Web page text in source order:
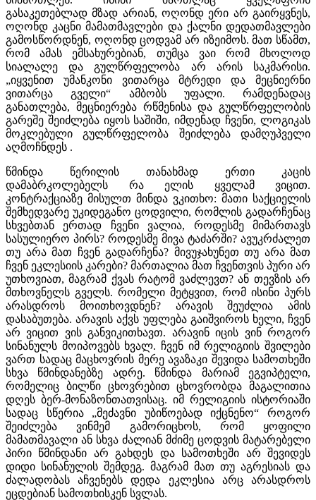
გასაკეთებლად მზად არიან, ოღონდ ერი არ გაირყვნეს,
ოღონდ კაცნი მამათმავლები და ქალნი დედათმავლები
გამოსწორდნენ, ოღონდ ცოდვამ არ იზეიმოს. მათ სწამთ,
რომ ამას ემსახურებიან, თუმცა ვაი რომ მხოლოდ
სიალალე და გულწრფელობა არ არის საკმარისი.
„იყვენით უმანკონი ვითარცა მტრედი და მეცნიერნი
ვითარცა გველი“ ამბობს უფალი. რამდენადაც
განათლება, მეცნიერება რწმენისა და გულწრფელობის
გარეშე შეიძლება იყოს საშიში, იმდენად ჩვენი, ლოგიკას
მოკლებული გულწრფელობა შეიძლება დამღუპველი
აღმოჩნდეს .
წმინდა წერილის თანახმად ერთი კაცის
დამაბრკოლებელს რა ელის ყველამ ვიცით.
კონტრაქციაზე მისულთ მინდა ვკითხო: მათი საქციელის
შემხედვარე უკიდეგანო ცოდვილი, რომლის გადარჩენაც
სხვებთან ერთად ჩვენი ვალია, როდესმე მიმართავს
სასულიერო პირს? როდესმე მივა ტაძარში? ავუკრძალეთ
თუ არა მათ ჩვენ გადარჩენა? მივუჯახუნეთ თუ არა მათ
ჩვენ ეკლესიის კარები? მართალია მათ ჩვენთვის პური არ
უთხოვიათ, მაგრამ ქვას რატომ ვაძლევთ? ან თევზის არ
მთხოვნელს გველს. რომელი მეტყვით, რომ ისინი პურს
არასდროს მოითხოვდნენ? არავის შეუძლია ამის
დასაბუთება. არავის აქვს უფლება გაიშვიროს ხელი, ჩვენ
არ ვიცით ვის განვიკითხავთ. არავინ იცის ვინ როგორ
სინანულს მოიპოვებს ხვალ. ჩვენ იმ რელიგიის შვილები
ვართ სადაც მაცხოვრის მერე ავაზაკი შევიდა სამოთხეში
სხვა წმინდანებზე ადრე. წმინდა მარიამ ეგვიპტელი,
რომელიც ბილწი ცხოვრებით ცხოვრობდა მაგალითია
დღეს ბერ-მონაზონთათვისაც. იმ რელიგიის ისტორიაში
სადაც სწერია „მეძავნი უბიწოებად იქცნენო“ როგორ
შეიძლება ვინმემ გამორიცხოს, რომ ყოფილი
მამათმავალი ან სხვა ძალიან მძიმე ცოდვის მატარებელი
პირი წმინდანი არ გახდეს და სამოთხეში არ შევიდეს
დიდი სინანულის შემდეგ. მაგრამ მათ თუ აგრესიას და
ძალადობას აჩვენებს დედა ეკლესია არც არასდროს
ეცდებიან სამოთხისკენ სვლას.